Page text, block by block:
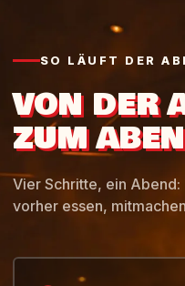
SO LÄUFT DER
VON DER
ZUM
Vier Schritte, ein
vorher essen,